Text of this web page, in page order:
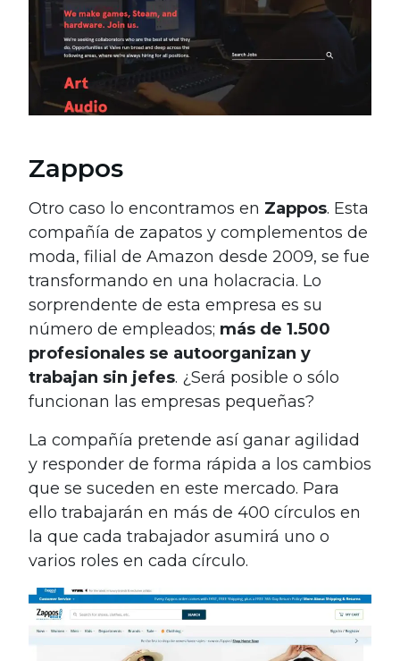
Zappos
Otro caso lo encontramos en Zappos. Esta
compañía de zapatos y complementos de
moda, filial de Amazon desde 2009, se fue
transformando en una holacracia. Lo
sorprendente de esta empresa es su
número de empleados; más de 1.500
profesionales se autoorganizan y
trabajan sin jefes. ¿Será posible o sólo
funcionan las empresas pequeñas?
La compañía pretende así ganar agilidad
y responder de forma rápida a los cambios
que se suceden en este mercado. Para
ello trabajarán en más de 400 círculos en
la que cada trabajador asumirá uno o
varios roles en cada círculo.